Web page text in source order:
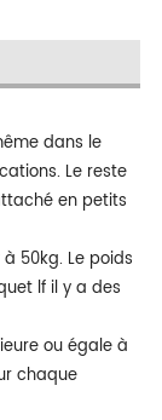
dans le
Le reste
en petits
50kg. Le poids
lf il y a des
ou égale à
chaque